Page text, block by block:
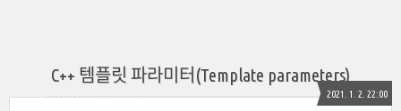
C++ 템플릿 파라미터(Template parameters)
2021. 1. 2. 22:00